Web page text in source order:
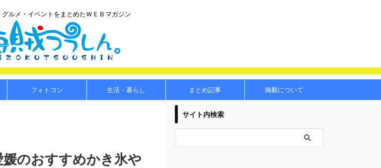
ルメ・イベントをまとめたＷＥＢマガジン
フォトコン 生活・暮らし まとめ記事 掲載について
のおすすめかき氷や
サイト内検索